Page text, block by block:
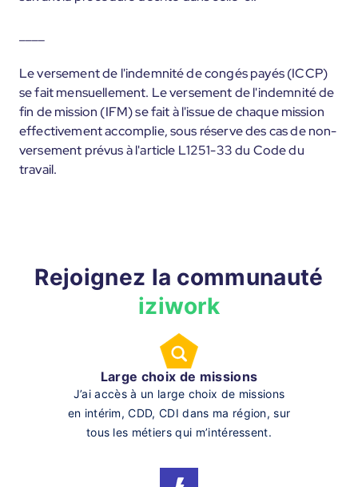
Le versement de l'indemnité de congés payés (ICCP)
se fait mensuellement. Le versement de l'indemnité de
fin de mission (IFM) se fait à l'issue de chaque mission
effectivement accomplie, sous réserve des cas de non-
versement prévus à l'article L1251-33 du Code du
travail.
Rejoignez la communauté
iziwork
Large choix de missions
J’ai accès à un large choix de missions
en intérim, CDD, CDI dans ma région, sur
tous les métiers qui m’intéressent.